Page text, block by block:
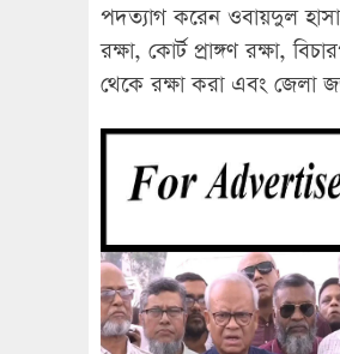
পদত্যাগ করেন ওবায়দুল
রক্ষা, কোর্ট প্রাঙ্গণ রক্ষা,
থেকে রক্ষা করা এবং জেলা